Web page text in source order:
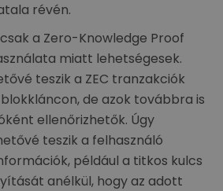
révén.
a Zero-Knowledge Proof
miatt lehetségesek.
teszik a ZEC tranzakciók
de azok továbbra is
ellenőrizhetők. Úgy
teszik a felhasználó
például a titkos kulcs
anélkül, hogy az adott